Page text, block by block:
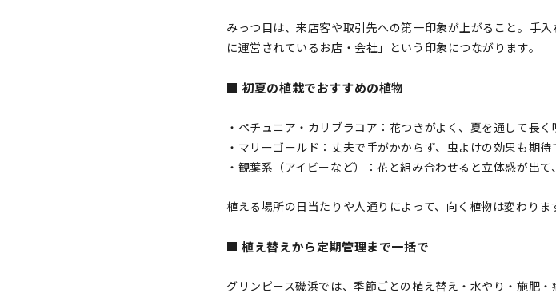
みっつ目は、来店客や取引先への第一印象が上がること。手
に運営されているお店・会社」という印象につながります。
■ 初夏の植栽でおすすめの植物
・ペチュニア・カリブラコア：花つきがよく、夏を通して長く
・マリーゴールド：丈夫で手がかからず、虫よけの効果も期待
・観葉系（アイビーなど）：花と組み合わせると立体感が出て
植える場所の日当たりや人通りによって、向く植物は変わりま
■ 植え替えから定期管理まで一括で
グリンピース磯浜では、季節ごとの植え替え・水やり・施肥